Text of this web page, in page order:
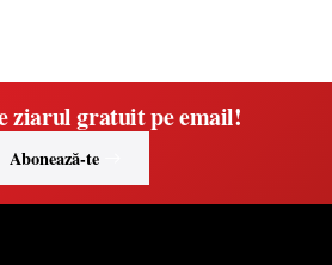
ziarul gratuit pe email!
Abonează-te